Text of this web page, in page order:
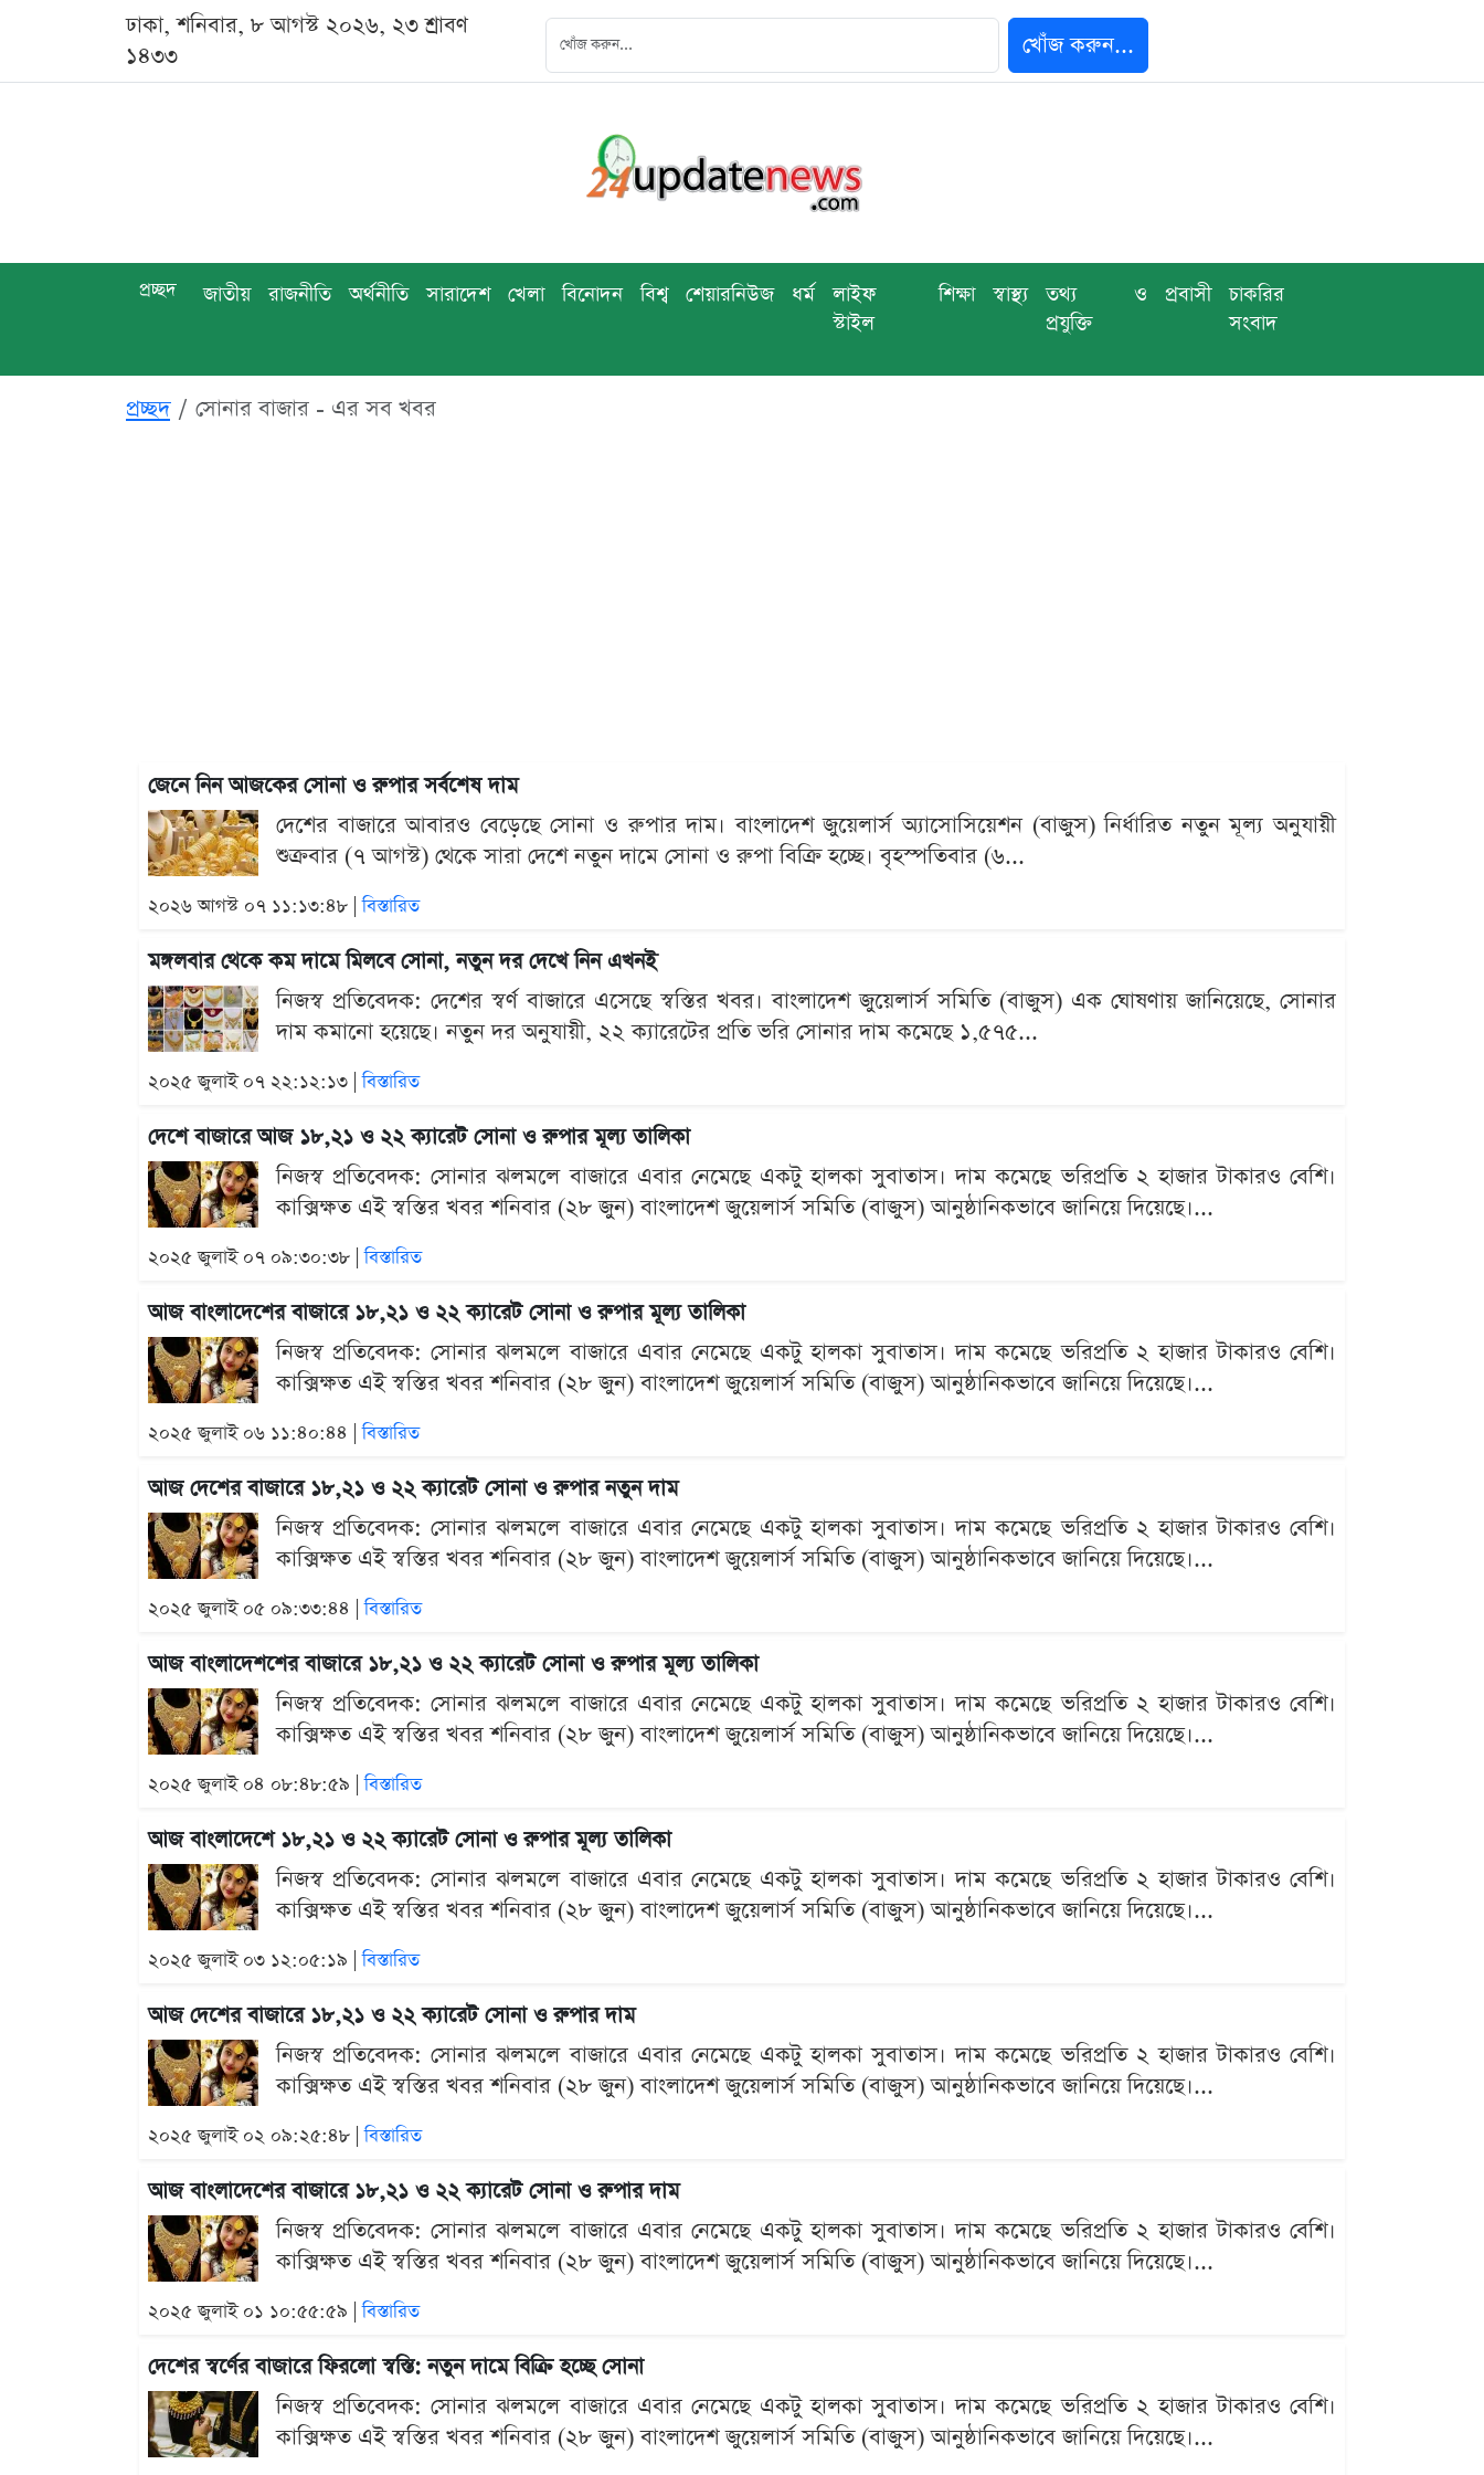
ঢাকা, শনিবার, ৮ আগস্ট ২০২৬, ২৩ শ্রাবণ
১৪৩৩
খোঁজ করুন...
প্রচ্ছদ জাতীয় রাজনীতি অর্থনীতি সারাদেশ খেলা বিনোদন বিশ্ব শেয়ারনিউজ ধর্ম
লাইফ
স্টাইল
শিক্ষা স্বাস্থ্য
তথ্য ও
প্রযুক্তি
প্রবাসী
চাকরির
সংবাদ
প্রচ্ছদ সোনার বাজার - এর সব খবর
জেনে নিন আজকের সোনা ও রুপার সর্বশেষ দাম
দেশের বাজারে আবারও বেড়েছে সোনা ও রুপার দাম। বাংলাদেশ জুয়েলার্স অ্যাসোসিয়েশন (বাজুস) নির্ধারিত নতুন মূল্য অনুযায়ী
শুক্রবার (৭ আগস্ট) থেকে সারা দেশে নতুন দামে সোনা ও রুপা বিক্রি হচ্ছে। বৃহস্পতিবার (৬...
২০২৬ আগস্ট ০৭ ১১:১৩:৪৮ |বিস্তারিত
মঙ্গলবার থেকে কম দামে মিলবে সোনা, নতুন দর দেখে নিন এখনই
নিজস্ব প্রতিবেদক: দেশের স্বর্ণ বাজারে এসেছে স্বস্তির খবর। বাংলাদেশ জুয়েলার্স সমিতি (বাজুস) এক ঘোষণায় জানিয়েছে, সোনার
দাম কমানো হয়েছে। নতুন দর অনুযায়ী, ২২ ক্যারেটের প্রতি ভরি সোনার দাম কমেছে ১,৫৭৫...
২০২৫ জুলাই ০৭ ২২:১২:১৩ |বিস্তারিত
দেশে বাজারে আজ ১৮,২১ ও ২২ ক্যারেট সোনা ও রুপার মূল্য তালিকা
নিজস্ব প্রতিবেদক: সোনার ঝলমলে বাজারে এবার নেমেছে একটু হালকা সুবাতাস। দাম কমেছে ভরিপ্রতি ২ হাজার টাকারও বেশি।
কাক্সিক্ষত এই স্বস্তির খবর শনিবার (২৮ জুন) বাংলাদেশ জুয়েলার্স সমিতি (বাজুস) আনুষ্ঠানিকভাবে জানিয়ে দিয়েছে।...
২০২৫ জুলাই ০৭ ০৯:৩০:৩৮ |বিস্তারিত
আজ বাংলাদেশের বাজারে ১৮,২১ ও ২২ ক্যারেট সোনা ও রুপার মূল্য তালিকা
নিজস্ব প্রতিবেদক: সোনার ঝলমলে বাজারে এবার নেমেছে একটু হালকা সুবাতাস। দাম কমেছে ভরিপ্রতি ২ হাজার টাকারও বেশি।
কাক্সিক্ষত এই স্বস্তির খবর শনিবার (২৮ জুন) বাংলাদেশ জুয়েলার্স সমিতি (বাজুস) আনুষ্ঠানিকভাবে জানিয়ে দিয়েছে।...
২০২৫ জুলাই ০৬ ১১:৪০:৪৪ |বিস্তারিত
আজ দেশের বাজারে ১৮,২১ ও ২২ ক্যারেট সোনা ও রুপার নতুন দাম
নিজস্ব প্রতিবেদক: সোনার ঝলমলে বাজারে এবার নেমেছে একটু হালকা সুবাতাস। দাম কমেছে ভরিপ্রতি ২ হাজার টাকারও বেশি।
কাক্সিক্ষত এই স্বস্তির খবর শনিবার (২৮ জুন) বাংলাদেশ জুয়েলার্স সমিতি (বাজুস) আনুষ্ঠানিকভাবে জানিয়ে দিয়েছে।...
২০২৫ জুলাই ০৫ ০৯:৩৩:৪৪ |বিস্তারিত
আজ বাংলাদেশশের বাজারে ১৮,২১ ও ২২ ক্যারেট সোনা ও রুপার মূল্য তালিকা
নিজস্ব প্রতিবেদক: সোনার ঝলমলে বাজারে এবার নেমেছে একটু হালকা সুবাতাস। দাম কমেছে ভরিপ্রতি ২ হাজার টাকারও বেশি।
কাক্সিক্ষত এই স্বস্তির খবর শনিবার (২৮ জুন) বাংলাদেশ জুয়েলার্স সমিতি (বাজুস) আনুষ্ঠানিকভাবে জানিয়ে দিয়েছে।...
২০২৫ জুলাই ০৪ ০৮:৪৮:৫৯ |বিস্তারিত
আজ বাংলাদেশে ১৮,২১ ও ২২ ক্যারেট সোনা ও রুপার মূল্য তালিকা
নিজস্ব প্রতিবেদক: সোনার ঝলমলে বাজারে এবার নেমেছে একটু হালকা সুবাতাস। দাম কমেছে ভরিপ্রতি ২ হাজার টাকারও বেশি।
কাক্সিক্ষত এই স্বস্তির খবর শনিবার (২৮ জুন) বাংলাদেশ জুয়েলার্স সমিতি (বাজুস) আনুষ্ঠানিকভাবে জানিয়ে দিয়েছে।...
২০২৫ জুলাই ০৩ ১২:০৫:১৯ |বিস্তারিত
আজ দেশের বাজারে ১৮,২১ ও ২২ ক্যারেট সোনা ও রুপার দাম
নিজস্ব প্রতিবেদক: সোনার ঝলমলে বাজারে এবার নেমেছে একটু হালকা সুবাতাস। দাম কমেছে ভরিপ্রতি ২ হাজার টাকারও বেশি।
কাক্সিক্ষত এই স্বস্তির খবর শনিবার (২৮ জুন) বাংলাদেশ জুয়েলার্স সমিতি (বাজুস) আনুষ্ঠানিকভাবে জানিয়ে দিয়েছে।...
২০২৫ জুলাই ০২ ০৯:২৫:৪৮ |বিস্তারিত
আজ বাংলাদেশের বাজারে ১৮,২১ ও ২২ ক্যারেট সোনা ও রুপার দাম
নিজস্ব প্রতিবেদক: সোনার ঝলমলে বাজারে এবার নেমেছে একটু হালকা সুবাতাস। দাম কমেছে ভরিপ্রতি ২ হাজার টাকারও বেশি।
কাক্সিক্ষত এই স্বস্তির খবর শনিবার (২৮ জুন) বাংলাদেশ জুয়েলার্স সমিতি (বাজুস) আনুষ্ঠানিকভাবে জানিয়ে দিয়েছে।...
২০২৫ জুলাই ০১ ১০:৫৫:৫৯ |বিস্তারিত
দেশের স্বর্ণের বাজারে ফিরলো স্বস্তি: নতুন দামে বিক্রি হচ্ছে সোনা
নিজস্ব প্রতিবেদক: সোনার ঝলমলে বাজারে এবার নেমেছে একটু হালকা সুবাতাস। দাম কমেছে ভরিপ্রতি ২ হাজার টাকারও বেশি।
কাক্সিক্ষত এই স্বস্তির খবর শনিবার (২৮ জুন) বাংলাদেশ জুয়েলার্স সমিতি (বাজুস) আনুষ্ঠানিকভাবে জানিয়ে দিয়েছে।...